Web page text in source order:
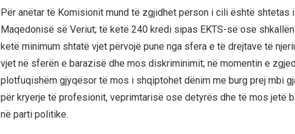
Për anëtar të Komisionit mund të zgjidhet person i cili është shtetas
Maqedonisë së Veriut; të ketë 240 kredi sipas EKTS-së ose
ketë minimum shtatë vjet përvojë pune nga sfera e të drejtave të
vjet në sferën e barazisë dhe mos diskriminimit; në momentin e
plotfuqishëm gjyqësor të mos i shqiptohet dënim me burg prej mbi
për kryerje të profesionit, veprimtarisë ose detyrës dhe të mos jetë
në parti politike.